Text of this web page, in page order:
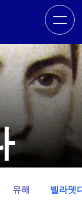
유해 벨라뎃